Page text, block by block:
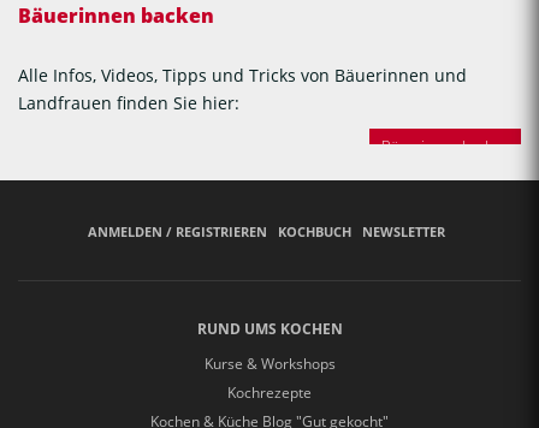
Bäuerinnen backen
Alle Infos, Videos, Tipps und Tricks von Bäuerinnen und
Landfrauen finden Sie hier:
Bäuerinnen backen
ANMELDEN / REGISTRIEREN KOCHBUCH NEWSLETTER
RUND UMS KOCHEN
Kurse & Workshops
Kochrezepte
Kochen & Küche Blog "Gut gekocht"